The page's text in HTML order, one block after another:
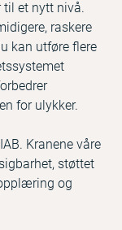
til et nytt nivå.
raskere
kan utføre flere
for ulykker.
Kranene våre
støttet
og